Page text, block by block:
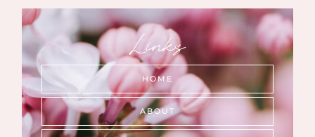
Links
HOME
ABOUT